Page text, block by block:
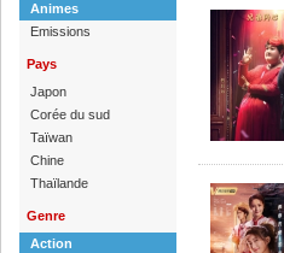
Animes
Emissions
Pays
Japon
Corée du sud
Taïwan
Chine
Thaïlande
Genre
Action